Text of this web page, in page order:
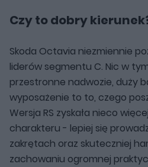
Czy to dobry
Skoda Octavia niezmiennie
liderów segmentu C. Nic w
przestronne nadwozie, duży
wyposażenie to to, czego
Wersja RS zyskała nieco
charakteru - lepiej się
zakrętach oraz skuteczniej
zachowaniu ogromnej